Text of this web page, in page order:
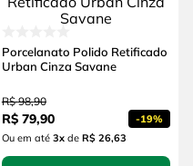
Porcelanato Polido Retificado
Urban Cinza Savane
R$ 98,90
R$ 79,90 -19%
Ou em até 3xde R$ 26,63